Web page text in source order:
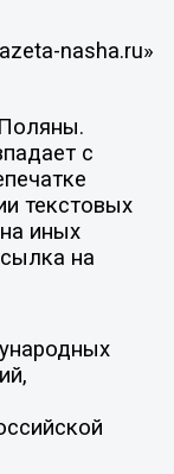
nasha.ru»
с
текстовых
иных
на